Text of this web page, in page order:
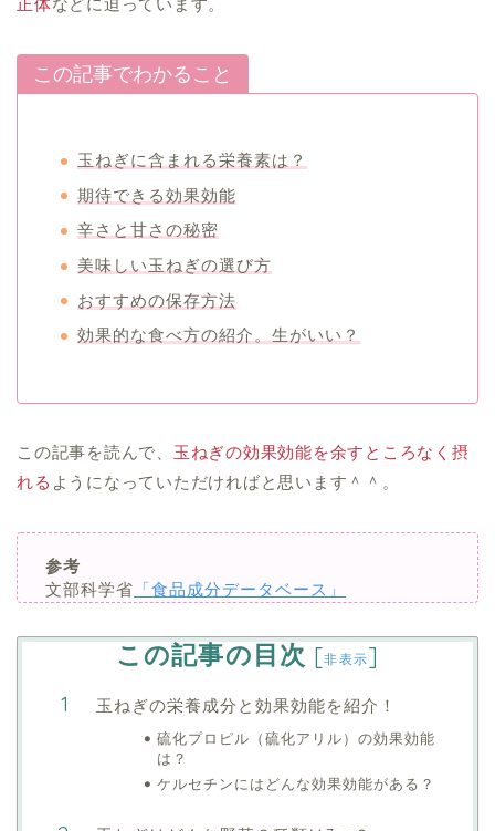
正体などに迫っています。
この記事でわかること
玉ねぎに含まれる栄養素は？
期待できる効果効能
辛さと甘さの秘密
美味しい玉ねぎの選び方
おすすめの保存方法
効果的な食べ方の紹介。生がいい？
この記事を読んで、 玉ねぎの効果効能を余すところなく摂
れる ようになっていただければと思います＾＾。
参考
文部科学省 「食品成分データベース」
この記事の目次 [非表示]
玉ねぎの栄養成分と効果効能を紹介！
硫化プロピル（硫化アリル）の効果効能
は？
ケルセチンにはどんな効果効能がある？